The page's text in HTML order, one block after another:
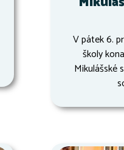
V pátek 6.
školy
Mikulášské